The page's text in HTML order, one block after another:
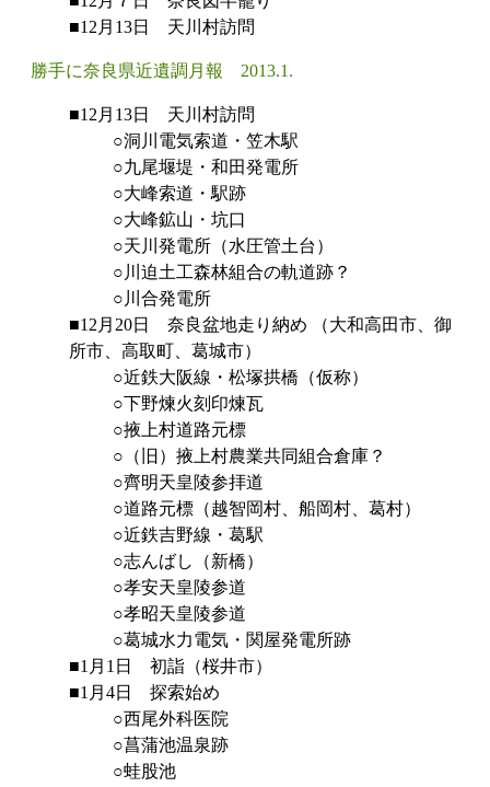
■12月13日 天川村訪問
勝手に奈良県近遺調月報 2013.1.
■12月13日 天川村訪問
○洞川電気索道・笠木駅
○九尾堰堤・和田発電所
○大峰索道・駅跡
○大峰鉱山・坑口
○天川発電所（水圧管土台）
○川迫土工森林組合の軌道跡？
○川合発電所
■12月20日 奈良盆地走り納め （大和高田市、御
所市、高取町、葛城市）
○近鉄大阪線・松塚拱橋（仮称）
○下野煉火刻印煉瓦
○掖上村道路元標
○（旧）掖上村農業共同組合倉庫？
○齊明天皇陵参拝道
○道路元標（越智岡村、船岡村、葛村）
○近鉄吉野線・葛駅
○志んばし（新橋）
○孝安天皇陵参道
○孝昭天皇陵参道
○葛城水力電気・関屋発電所跡
■1月1日 初詣（桜井市）
■1月4日 探索始め
○西尾外科医院
○菖蒲池温泉跡
○蛙股池